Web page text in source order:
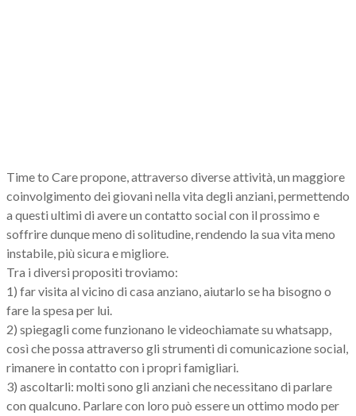
Time to Care propone, attraverso diverse attività, un maggiore
coinvolgimento dei giovani nella vita degli anziani, permettendo
a questi ultimi di avere un contatto social con il prossimo e
soffrire dunque meno di solitudine, rendendo la sua vita meno
instabile, più sicura e migliore.
Tra i diversi propositi troviamo:
1) far visita al vicino di casa anziano, aiutarlo se ha bisogno o
fare la spesa per lui.
2) spiegagli come funzionano le videochiamate su whatsapp,
così che possa attraverso gli strumenti di comunicazione social,
rimanere in contatto con i propri famigliari.
3) ascoltarli: molti sono gli anziani che necessitano di parlare
con qualcuno. Parlare con loro può essere un ottimo modo per